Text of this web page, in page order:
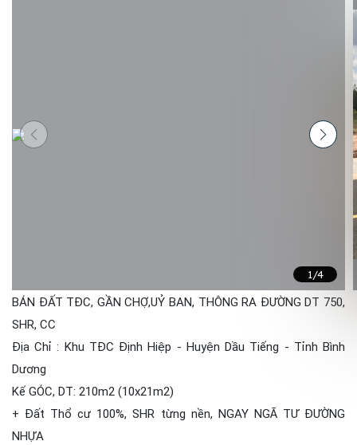
1/4
BÁN ĐẤT TĐC, GẦN CHỢ,UỶ BAN, THÔNG RA ĐƯỜNG DT 750,
SHR, CC
Địa Chỉ : Khu TĐC Định Hiệp - Huyện Dầu Tiếng - Tỉnh Bình
Dương
Kế GÓC, DT: 210m2 (10x21m2)
+ Đất Thổ cư 100%, SHR từng nền, NGAY NGÃ TƯ ĐƯỜNG
NHỰA